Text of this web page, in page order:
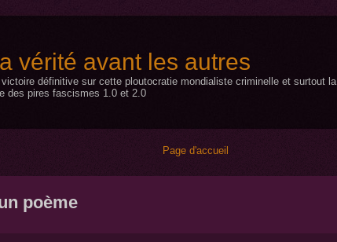
vérité avant les autres
définitive sur cette ploutocratie mondialiste criminelle et surtout
des pires fascismes 1.0 et 2.0
Page d'accueil
poème